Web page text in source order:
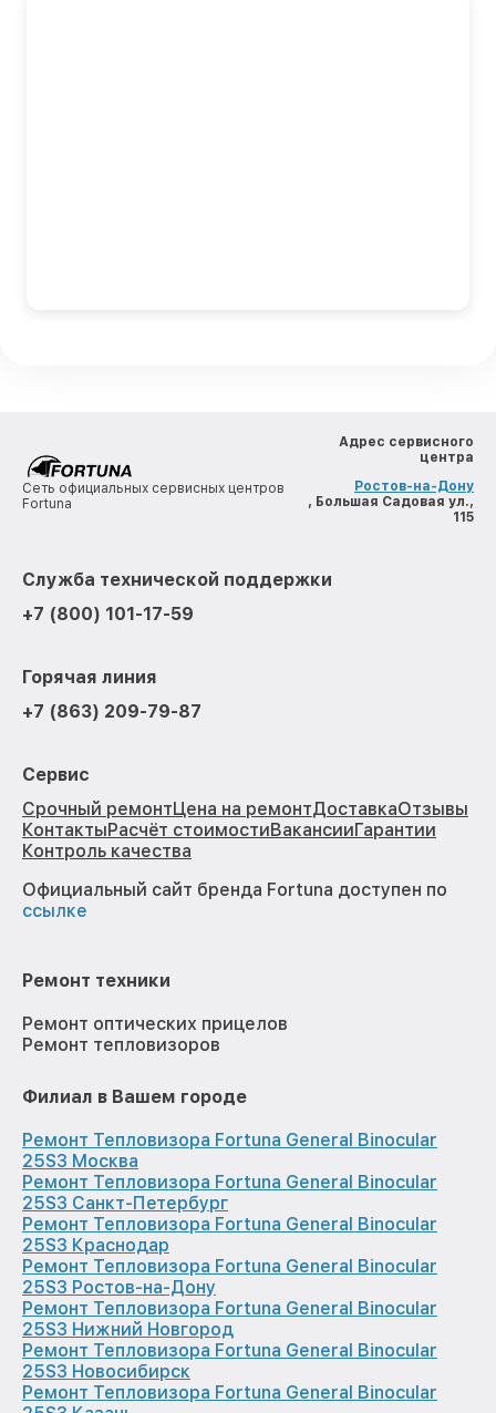
Сеть официальных сервисных центров
Fortuna
Адрес сервисного
центра
Ростов-на-Дону
, Большая Садовая ул.,
115
Служба технической поддержки
+7 (800) 101-17-59
Горячая линия
+7 (863) 209-79-87
Сервис
Срочный ремонтЦена на ремонтДоставкаОтзывы
КонтактыРасчёт стоимостиВакансииГарантии
Контроль качества
Официальный сайт бренда Fortuna доступен по
ссылке
Ремонт техники
Ремонт оптических прицелов
Ремонт тепловизоров
Филиал в Вашем городе
Ремонт Тепловизора Fortuna General Binocular
25S3 Москва
Ремонт Тепловизора Fortuna General Binocular
25S3 Санкт-Петербург
Ремонт Тепловизора Fortuna General Binocular
25S3 Краснодар
Ремонт Тепловизора Fortuna General Binocular
25S3 Ростов-на-Дону
Ремонт Тепловизора Fortuna General Binocular
25S3 Нижний Новгород
Ремонт Тепловизора Fortuna General Binocular
25S3 Новосибирск
Ремонт Тепловизора Fortuna General Binocular